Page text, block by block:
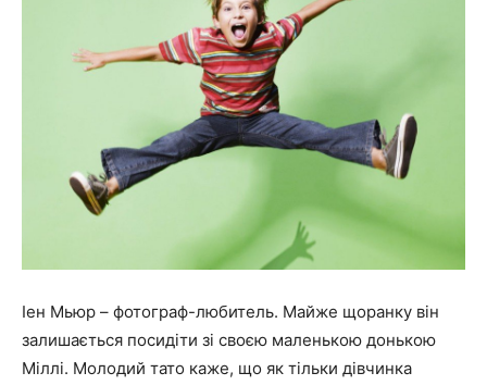
Іен Мьюр – фотограф-любитель. Майже щоранку він
залишається посидіти зі своєю маленькою донькою
Міллі. Молодий тато каже, що як тільки дівчинка